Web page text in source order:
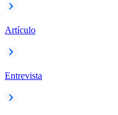
Artículo
Entrevista